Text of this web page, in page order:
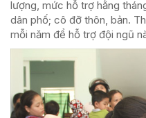
lượng, mức hỗ trợ hằng
dân phố; cô đỡ thôn, bản.
mỗi năm để hỗ trợ đội ngũ